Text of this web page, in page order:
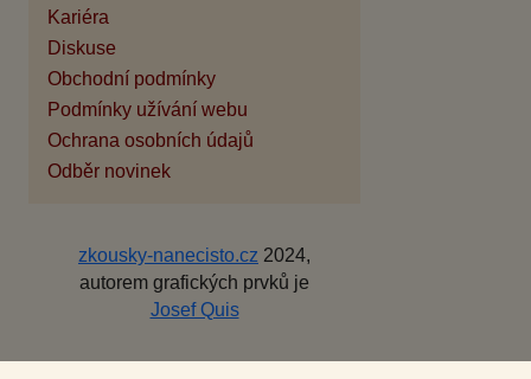
Kariéra
Diskuse
Obchodní podmínky
Podmínky užívání webu
Ochrana osobních údajů
Odběr novinek
zkousky-nanecisto.cz 2024,
autorem grafických prvků je
Josef Quis